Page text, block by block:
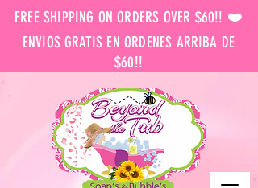
FREE SHIPPING ON ORDERS OVER $60!! ❤️
ENVIOS GRATIS EN ORDENES ARRIBA DE
$60!!